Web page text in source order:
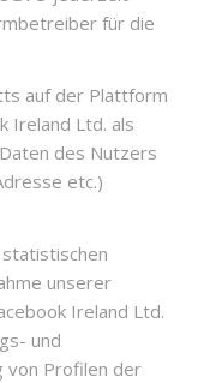
für die
auf der Plattform
Ireland Ltd. als
des Nutzers
etc.)
unserer
Ireland Ltd.
und
von Profilen der